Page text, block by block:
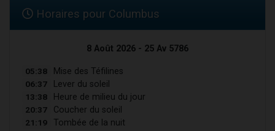
Horaires pour Columbus
8 Août 2026 - 25 Av 5786
05:38 Mise des Téfilines
06:37 Lever du soleil
13:38 Heure de milieu du jour
20:37 Coucher du soleil
21:19 Tombée de la nuit